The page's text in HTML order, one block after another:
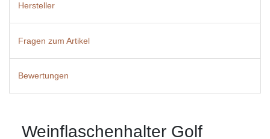
Hersteller
Fragen zum Artikel
Bewertungen
Weinflaschenhalter Golf